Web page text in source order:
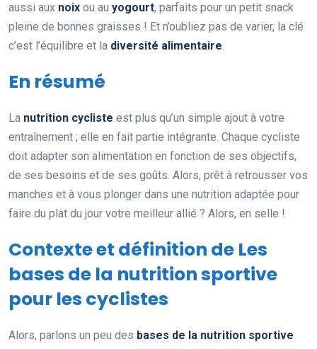
aussi aux noix ou au yogourt, parfaits pour un petit snack
pleine de bonnes graisses ! Et n’oubliez pas de varier, la clé
c’est l’équilibre et la diversité alimentaire.
En résumé
La nutrition cycliste est plus qu’un simple ajout à votre
entraînement ; elle en fait partie intégrante. Chaque cycliste
doit adapter son alimentation en fonction de ses objectifs,
de ses besoins et de ses goûts. Alors, prêt à retrousser vos
manches et à vous plonger dans une nutrition adaptée pour
faire du plat du jour votre meilleur allié ? Alors, en selle !
Contexte et définition de Les
bases de la nutrition sportive
pour les cyclistes
Alors, parlons un peu des bases de la nutrition sportive